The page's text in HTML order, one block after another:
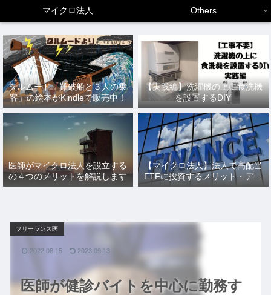
マイクロ法人 Others
タルムード「難破船と３人の乗
客」の絵本がKindleで販売中！
【実践編】洗濯機の上に食洗機
を設置するDIY
医師がマイクロ法人を設立する
の４つのメリットを解説します
【マイクロ法人】法人で高配当
ETFに投資するメリット・デメ
リットとその仕訳を解説
医師が健診バイトを中心に勤務す
フリーランス医
2022.08.15 2023.09.13